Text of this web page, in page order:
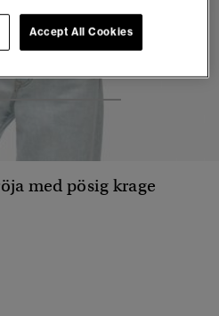
3
med pösig krage
Accept All Cookies